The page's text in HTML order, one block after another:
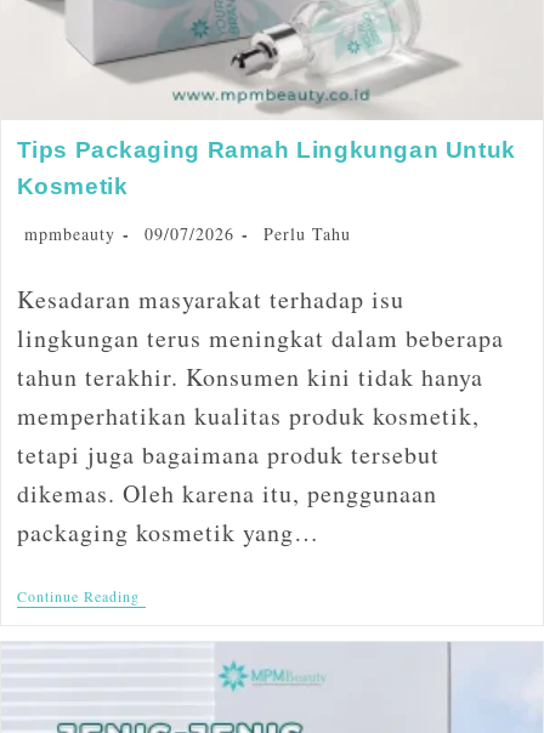
Tips Packaging Ramah Lingkungan Untuk
Kosmetik
mpmbeauty 09/07/2026 Perlu Tahu
Kesadaran masyarakat terhadap isu
lingkungan terus meningkat dalam beberapa
tahun terakhir. Konsumen kini tidak hanya
memperhatikan kualitas produk kosmetik,
tetapi juga bagaimana produk tersebut
dikemas. Oleh karena itu, penggunaan
packaging kosmetik yang…
Continue Reading